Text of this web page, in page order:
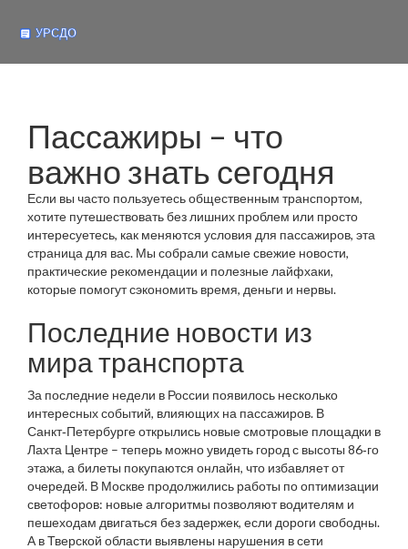
Пассажиры – что
важно знать сегодня
Если вы часто пользуетесь общественным транспортом,
хотите путешествовать без лишних проблем или просто
интересуетесь, как меняются условия для пассажиров, эта
страница для вас. Мы собрали самые свежие новости,
практические рекомендации и полезные лайфхаки,
которые помогут сэкономить время, деньги и нервы.
Последние новости из
мира транспорта
За последние недели в России появилось несколько
интересных событий, влияющих на пассажиров. В
Санкт‑Петербурге открылись новые смотровые площадки в
Лахта Центре – теперь можно увидеть город с высоты 86‑го
этажа, а билеты покупаются онлайн, что избавляет от
очередей. В Москве продолжились работы по оптимизации
светофоров: новые алгоритмы позволяют водителям и
пешеходам двигаться без задержек, если дороги свободны.
А в Тверской области выявлены нарушения в сети